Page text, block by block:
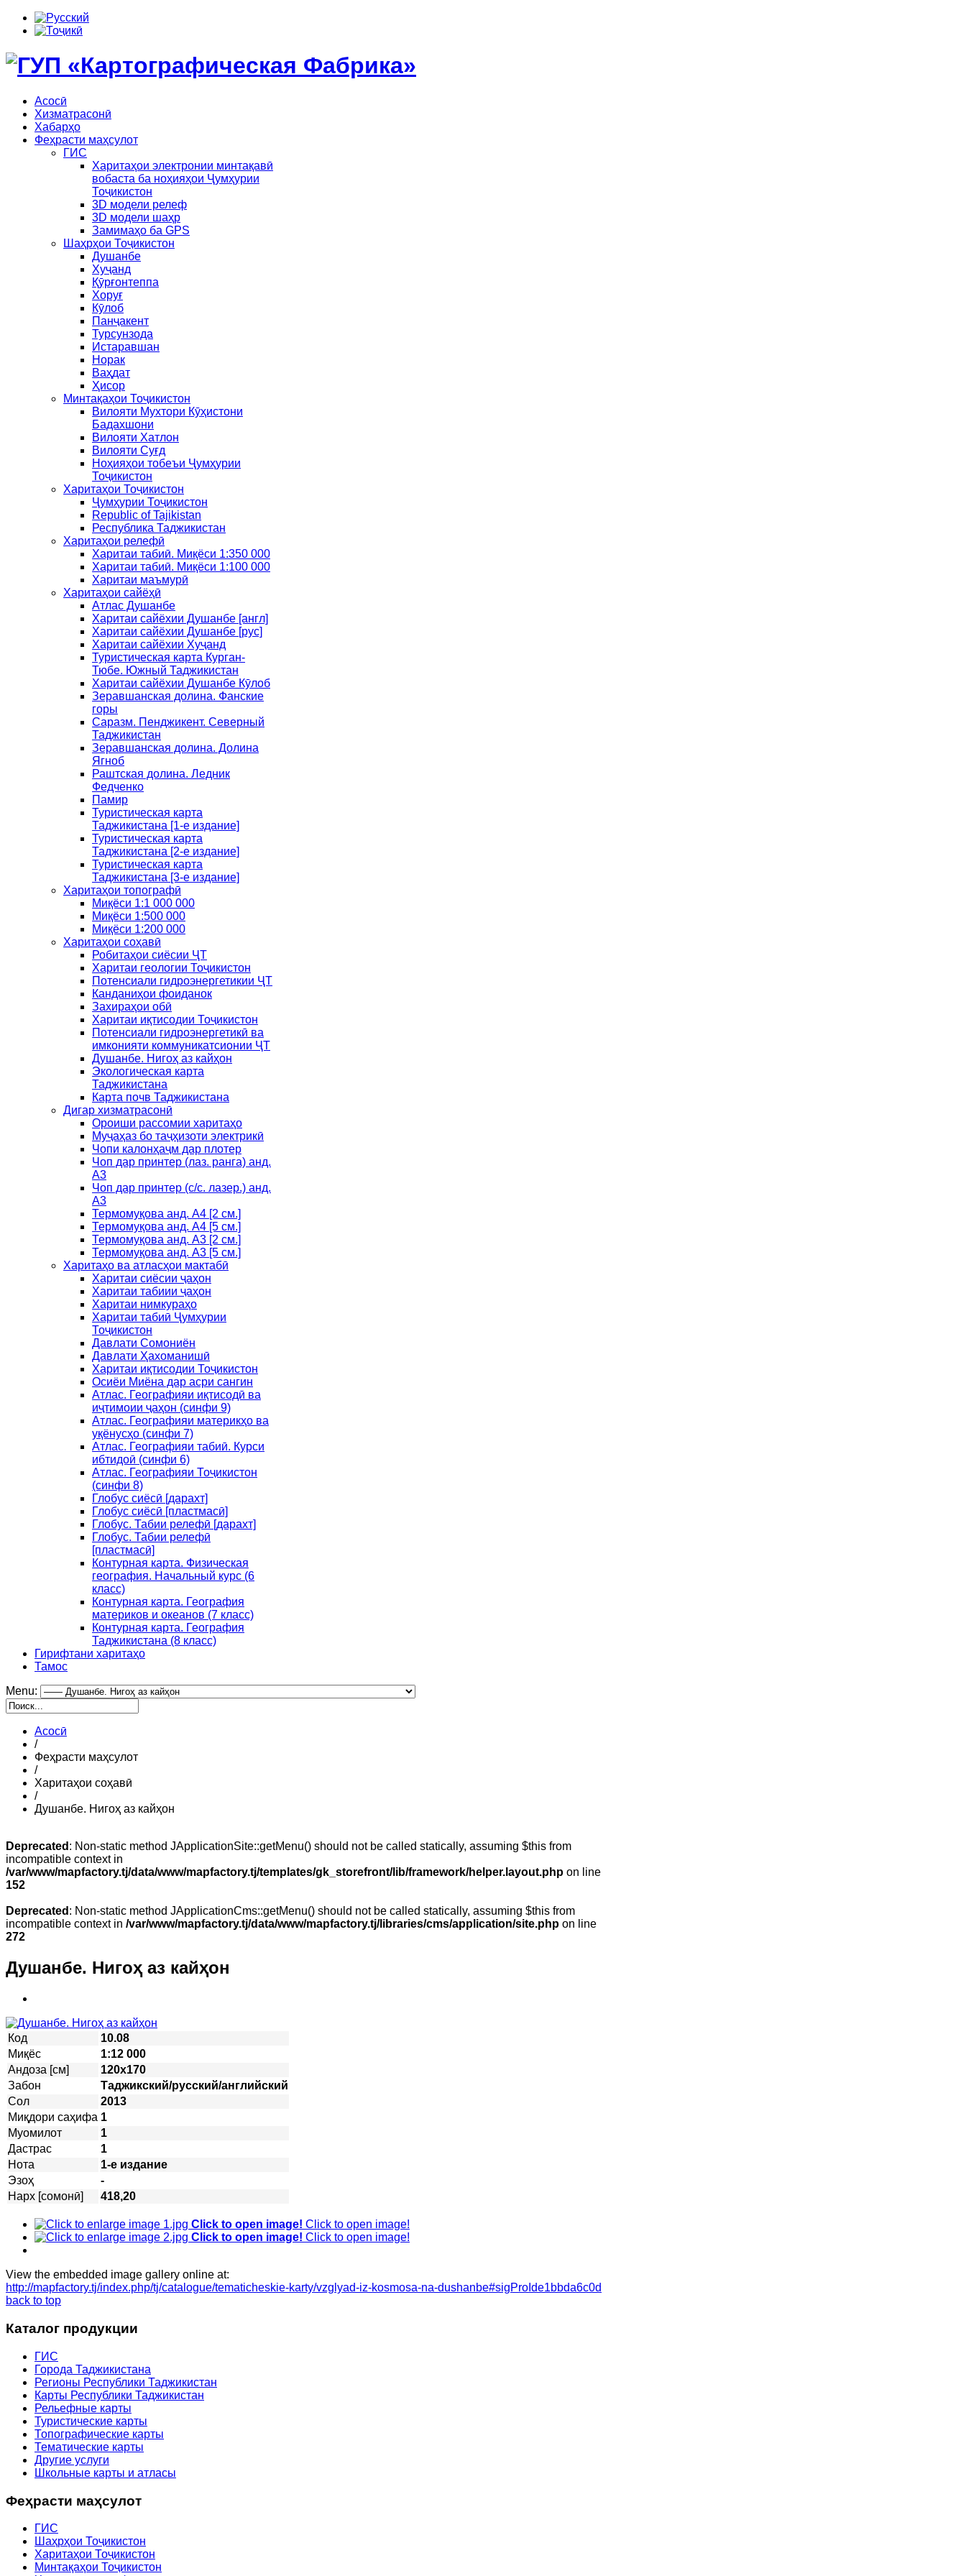
Асосӣ
Хизматрасонӣ
Хабарҳо
Феҳрасти маҳсулот
ГИС
Харитаҳои электронии минтақавӣ
вобаста ба ноҳияҳои Ҷумҳурии
Тоҷикистон
3D модели релеф
3D модели шаҳр
Замимаҳо ба GPS
Шаҳрҳои Тоҷикистон
Душанбе
Хуҷанд
Қӯрғонтеппа
Хоруғ
Кӯлоб
Панҷакент
Турсунзода
Истаравшан
Норак
Ваҳдат
Ҳисор
Минтақаҳои Тоҷикистон
Вилояти Мухтори Кӯҳистони
Бадахшони
Вилояти Хатлон
Вилояти Суғд
Ноҳияҳои тобеъи Ҷумҳурии
Тоҷикистон
Харитаҳои Тоҷикистон
Ҷумҳурии Тоҷикистон
Republic of Tajikistan
Республика Таджикистан
Харитаҳои релефӣ
Харитаи табиӣ. Миқёси 1:350 000
Харитаи табиӣ. Миқёси 1:100 000
Харитаи маъмурӣ
Харитаҳои сайёҳӣ
Атлас Душанбе
Харитаи сайёхии Душанбе [англ]
Харитаи сайёхии Душанбе [рус]
Харитаи сайёхии Хуҷанд
Туристическая карта Курган-
Тюбе. Южный Таджикистан
Харитаи сайёхии Душанбе Кӯлоб
Зеравшанская долина. Фанские
горы
Саразм. Пенджикент. Северный
Таджикистан
Зеравшанская долина. Долина
Ягноб
Раштская долина. Ледник
Федченко
Памир
Туристическая карта
Таджикистана [1-е издание]
Туристическая карта
Таджикистана [2-е издание]
Туристическая карта
Таджикистана [3-е издание]
Харитаҳои топографӣ
Миқёси 1:1 000 000
Миқёси 1:500 000
Миқёси 1:200 000
Харитаҳои соҳавӣ
Робитаҳои сиёсии ҶТ
Харитаи геологии Тоҷикистон
Потенсиали гидроэнергетикии ҶТ
Канданиҳои фоиданок
Захираҳои обӣ
Харитаи иқтисодии Тоҷикистон
Потенсиали гидроэнергетикӣ ва
имконияти коммуникатсионии ҶТ
Душанбе. Нигоҳ аз кайҳон
Экологическая карта
Таджикистана
Карта почв Таджикистана
Дигар хизматрасонӣ
Ороиши рассомии харитаҳо
Муҷаҳаз бо таҷҳизоти электрикӣ
Чопи калонҳаҷм дар плотер
Чоп дар принтер (лаз. ранга) анд.
А3
Чоп дар принтер (с/с. лазер.) анд.
А3
Термомуқова анд. А4 [2 см.]
Термомуқова анд. А4 [5 см.]
Термомуқова анд. А3 [2 см.]
Термомуқова анд. А3 [5 см.]
Харитаҳо ва атласҳои мактабӣ
Харитаи сиёсии ҷаҳон
Харитаи табиии ҷаҳон
Харитаи нимкураҳо
Харитаи табиӣ Ҷумҳурии
Тоҷикистон
Давлати Сомониён
Давлати Ҳахоманишӣ
Харитаи иқтисодии Тоҷикистон
Осиёи Миёна дар асри сангин
Атлас. Географияи иқтисодӣ ва
иҷтимоии ҷаҳон (синфи 9)
Атлас. Географияи материкҳо ва
уқёнусҳо (синфи 7)
Атлас. Географияи табиӣ. Курси
ибтидоӣ (синфи 6)
Атлас. Географияи Тоҷикистон
(синфи 8)
Глобус сиёсӣ [дарахт]
Глобус сиёсӣ [пластмасӣ]
Глобус. Табии релефӣ [дарахт]
Глобус. Табии релефӣ
[пластмасӣ]
Контурная карта. Физическая
география. Начальный курс (6
класс)
Контурная карта. География
материков и океанов (7 класс)
Контурная карта. География
Таджикистана (8 класс)
Гирифтани харитаҳо
Тамос
Menu:
Асосӣ
/
Феҳрасти маҳсулот
/
Харитаҳои соҳавӣ
/
Душанбе. Нигоҳ аз кайҳон
Deprecated : Non-static method JApplicationSite::getMenu() should not be called statically, assuming $this from
incompatible context in
/var/www/mapfactory.tj/data/www/mapfactory.tj/templates/gk_storefront/lib/framework/helper.layout.php on line
152
Deprecated : Non-static method JApplicationCms::getMenu() should not be called statically, assuming $this from
incompatible context in /var/www/mapfactory.tj/data/www/mapfactory.tj/libraries/cms/application/site.php on line
272
Душанбе. Нигоҳ аз кайҳон
Код
10.08
Миқёс
1:12 000
Андоза [см]
120х170
Забон
Таджикский/русский/английский
Сол
2013
Миқдори саҳифа 1
Муомилот
1
Дастрас
1
Нота
1-е издание
Эзоҳ
-
Нарх [сомонӣ]
418,20
Click to open image! Click to open image!
Click to open image! Click to open image!
View the embedded image gallery online at:
http://mapfactory.tj/index.php/tj/catalogue/tematicheskie-karty/vzglyad-iz-kosmosa-na-dushanbe#sigProIde1bbda6c0d
back to top
Каталог продукции
ГИС
Города Таджикистана
Регионы Республики Таджикистан
Карты Республики Таджикистан
Рельефные карты
Туристические карты
Топографические карты
Тематические карты
Другие услуги
Школьные карты и атласы
Феҳрасти маҳсулот
ГИС
Шаҳрҳои Тоҷикистон
Харитаҳои Тоҷикистон
Минтақаҳои Тоҷикистон